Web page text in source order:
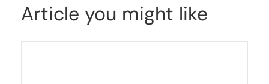
Article you might like